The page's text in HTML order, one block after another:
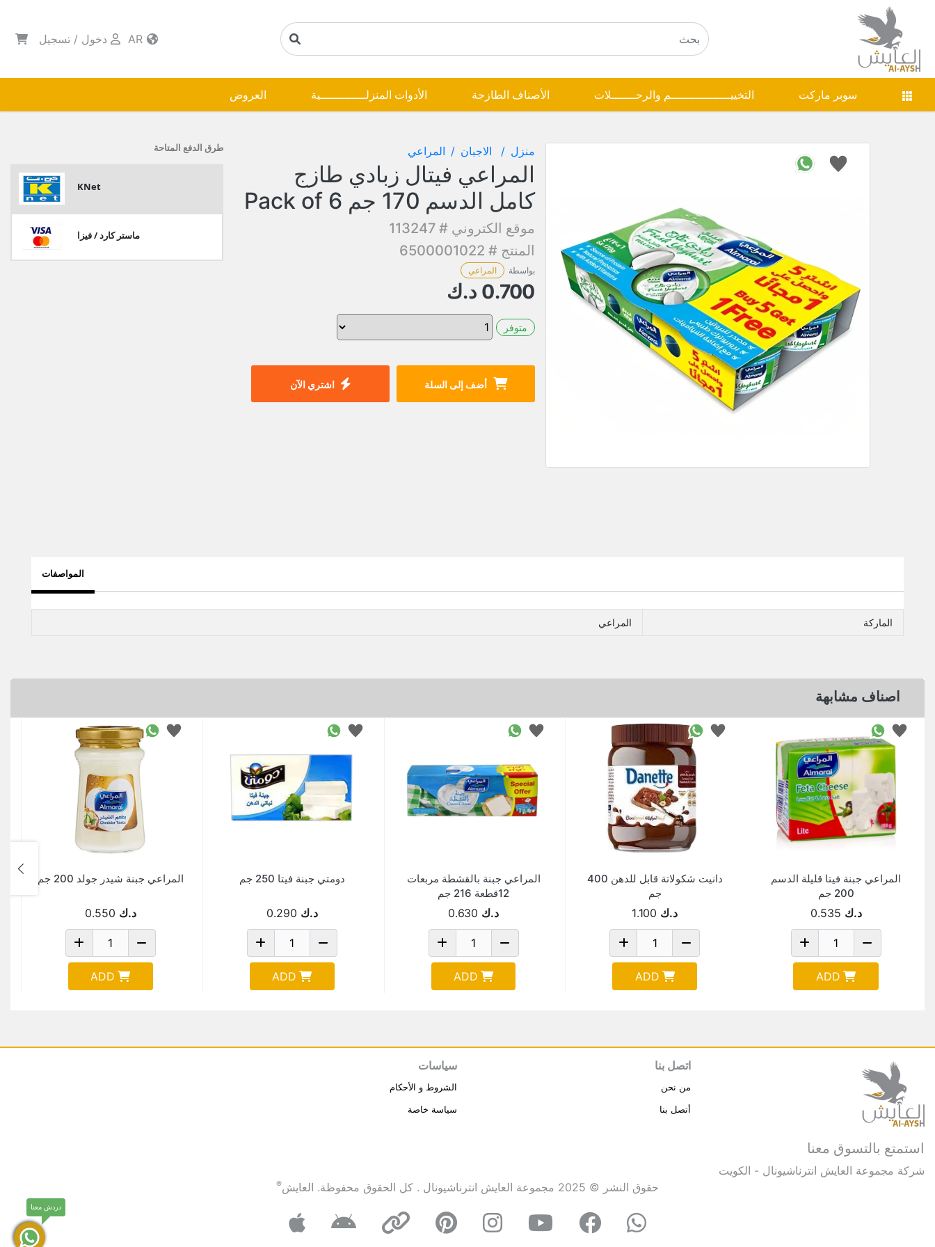
دخول / تسجيل
سوبر ماركت التخييـــــــــــــــــم والرحـــــــلات الأصناف الطازجة الأدوات المنزلـــــــــــــية العروض
منزل الاجبان المراعي
المراعي فيتال زبادي طازج
كامل الدسم 170 جم Pack of 6
موقع الكتروني # 113247
المنتج # 6500001022
بواسطة المراعي
0.700 د.ك
متوفر
أضف إلى السلة اشتري الآن
طرق الدفع المتاحة
KNet
ماستر كارد / فيزا
المواصفات
الماركة المراعي
اصناف مشابهة
المراعي جبنة فيتا قليلة الدسم
200 جم
د.ك 0.535
ADD
دانيت شكولاتة قابل للدهن 400
جم
د.ك 1.100
ADD
المراعي جبنة بالقشطة مربعات
12قطعة 216 جم
د.ك 0.630
ADD
دومتي جبنة فيتا 250 جم
د.ك 0.290
ADD
المراعي جبنة شيدر جولد 200 جم
د.ك 0.550
ADD
استمتع بالتسوق معنا
شركة مجموعة العايش انترناشيونال - الكويت
اتصل بنا
من نحن
أتصل بنا
سياسات
الشروط و الأحكام
سياسة خاصة
حقوق النشر © 2025 مجموعة العايش انترناشيونال . كل الحقوق محفوظة. العايش®
دردش معنا